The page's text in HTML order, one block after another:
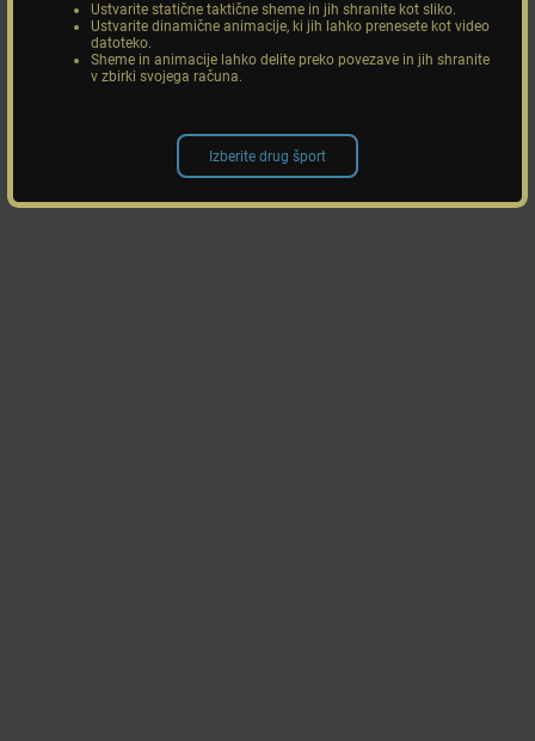
Ustvarite statične taktične sheme in jih shranite kot sliko.
Ustvarite dinamične animacije, ki jih lahko prenesete kot video
datoteko.
Sheme in animacije lahko delite preko povezave in jih shranite
v zbirki svojega računa.
Izberite drug šport